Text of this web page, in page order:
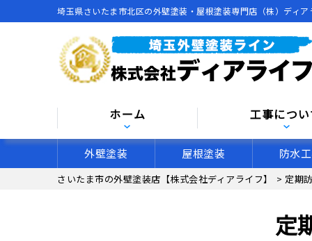
埼玉県さいたま市北区の外壁塗装・屋根塗装専門店（株）ディ
ホーム 工事につ
外壁塗装 屋根塗装 防水
さいたま市の外壁塗装店【株式会社ディアライフ】 > 定期
定